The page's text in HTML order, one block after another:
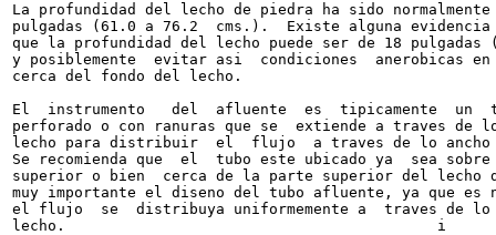
La profundidad del lecho de piedra ha sido
pulgadas (61.0 a 76.2  cms.).  Existe alguna
que la profundidad del lecho puede ser de 18 pulgadas
y posiblemente  evitar asi  condiciones  anerobicas
cerca del fondo del lecho.
El  instrumento   del  afluente  es  tipicamente  un
perforado o con ranuras que se  extiende a traves de
lecho para distribuir  el  flujo  a traves de lo ancho
Se recomienda que  el  tubo este ubicado ya  sea
superior o bien  cerca de la parte superior del lecho
muy importante el diseno del tubo afluente, ya que es
el flujo  se  distribuya uniformemente a  traves de lo
lecho.                                          i